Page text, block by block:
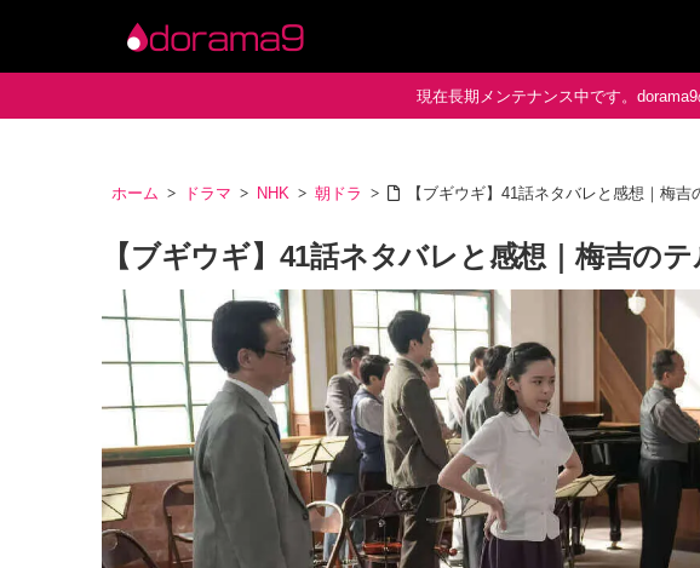
現在長期メンテナンス中です。
ホーム ドラマ NHK 朝ドラ 【ブギウギ】41話ネタバレと感想｜梅吉
【ブギウギ】41話ネタバレと感想｜梅吉の